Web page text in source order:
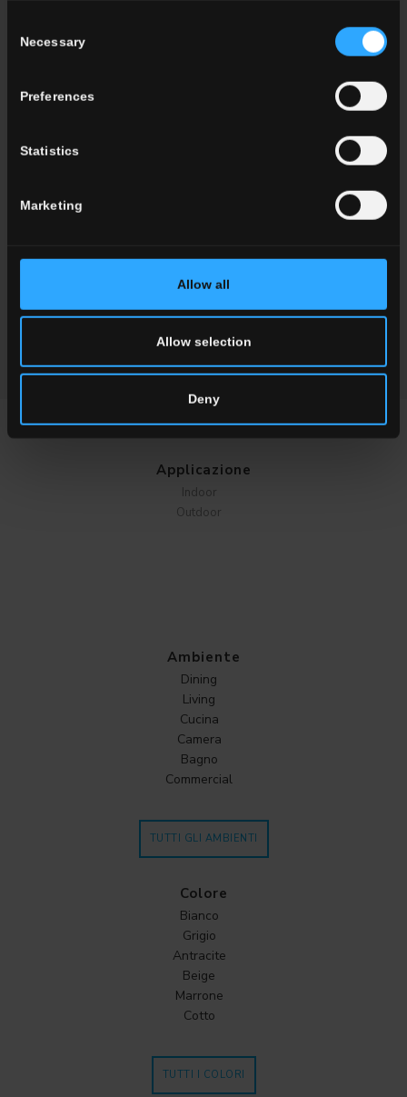
Selection
Necessary
Preferences
Statistics
Marketing
Allow all
Allow selection
Deny
FRAMMENTI STONE EDITION
SCEGLI UNA COLLEZIONE PER
Applicazione
Indoor
Outdoor
Ambiente
Dining
Living
Cucina
Camera
Bagno
Commercial
TUTTI GLI AMBIENTI
Colore
Bianco
Grigio
Antracite
Beige
Marrone
Cotto
TUTTI I COLORI